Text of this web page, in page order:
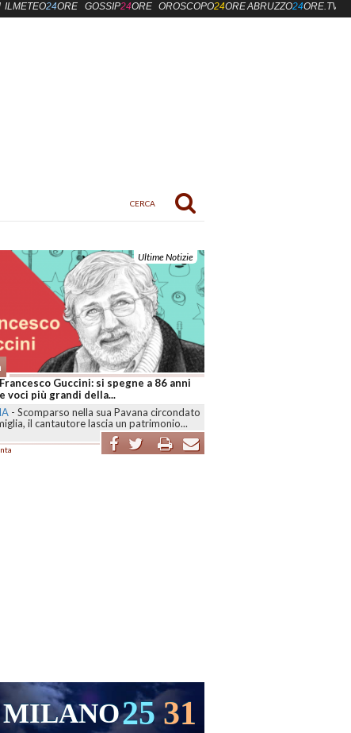
Ultime Notizie
Guccini: si spegne a 86 anni
voci più grandi della...
- Scomparso nella sua Pavana circondato
il cantautore lascia un patrimonio...
MILANO25 31
ILMETEO24ORE GOSSIP24ORE OROSCOPO24OREABRUZZO24ORE.TV